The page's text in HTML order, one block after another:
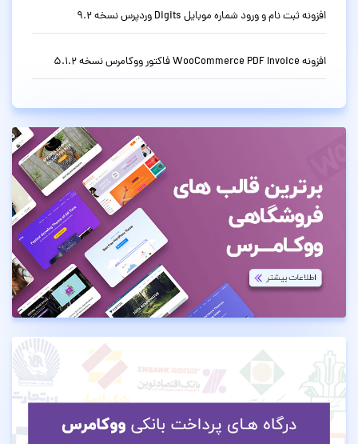
افزونه ثبت نام و ورود شماره موبایل Digits وردپرس نسخه 9.2
افزونه WooCommerce PDF Invoice فاکتور ووکامرس نسخه 5.1.2